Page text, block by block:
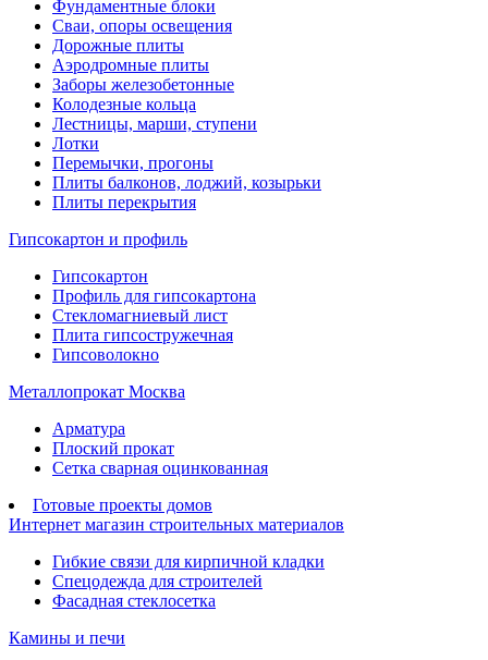
Фундаментные блоки
Сваи, опоры освещения
Дорожные плиты
Аэродромные плиты
Заборы железобетонные
Колодезные кольца
Лестницы, марши, ступени
Лотки
Перемычки, прогоны
Плиты балконов, лоджий, козырьки
Плиты перекрытия
Гипсокартон и профиль
Гипсокартон
Профиль для гипсокартона
Стекломагниевый лист
Плита гипсостружечная
Гипсоволокно
Металлопрокат Москва
Арматура
Плоский прокат
Сетка сварная оцинкованная
Готовые проекты домов
Интернет магазин строительных материалов
Гибкие связи для кирпичной кладки
Спецодежда для строителей
Фасадная стеклосетка
Камины и печи